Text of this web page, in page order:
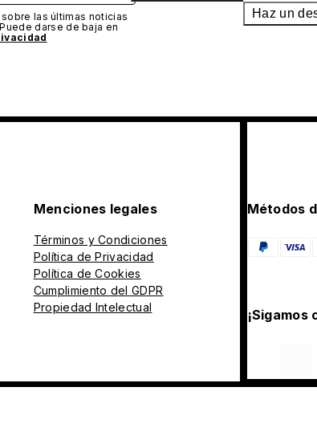
sobre las últimas noticias
darse de baja en
Haz un
Menciones legales
Términos y Condiciones
Política de Privacidad
Política de Cookies
Cumplimiento del GDPR
Propiedad Intelectual
Métodos